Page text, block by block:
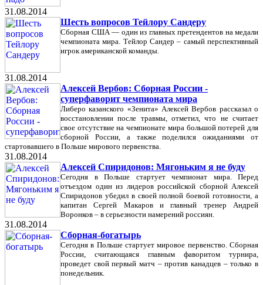
31.08.2014
Шесть вопросов Тейлору Сандеру
Сборная США — один из главных претендентов на медали
чемпионата мира. Тейлор Сандер – самый перспективный
игрок американской команды.
31.08.2014
Алексей Вербов: Сборная России -
суперфаворит чемпионата мира
Либеро казанского «Зенита» Алексей Вербов рассказал о
восстановлении после травмы, отметил, что не считает
свое отсутствие на чемпионате мира большой потерей для
сборной России, а также поделился ожиданиями от
стартовавшего в Польше мирового первенства.
31.08.2014
Алексей Спиридонов: Мягоньким я не буду
Сегодня в Польше стартует чемпионат мира. Перед
отъездом один из лидеров российской сборной Алексей
Спиридонов убедил в своей полной боевой готовности, а
капитан Сергей Макаров и главный тренер Андрей
Воронков – в серьезности намерений россиян.
31.08.2014
Сборная-богатырь
Сегодня в Польше стартует мировое первенство. Сборная
России, считающаяся главным фаворитом турнира,
проведет свой первый матч – против канадцев – только в
понедельник.